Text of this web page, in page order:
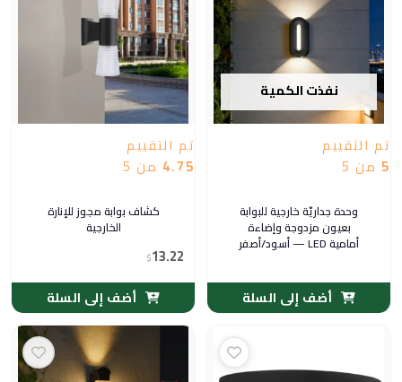
نفذت الكمية
تم التقييم
5 من 5
وحدة جداريّة خارجية للبوابة
بعيون مزدوجة وإضاءة
أمامية LED — أسود/أصفر
أضف إلى السلة
تم التقييم
4.75 من 5
كشاف بوابة مجوز للإنارة
الخارجية
$13.22
أضف إلى السلة